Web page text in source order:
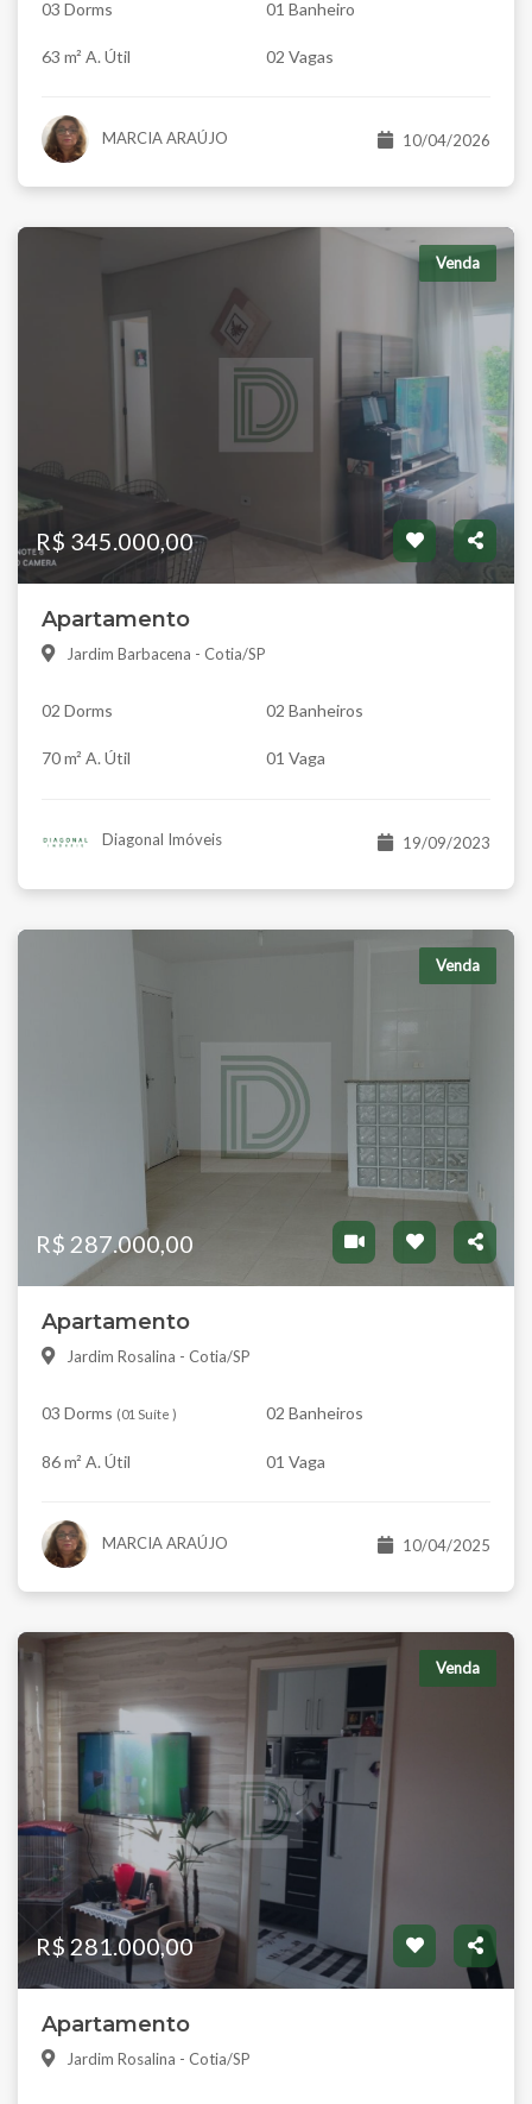
03 Dorms 01 Banheiro
63 m² A. Útil 02 Vagas
MARCIA ARAÚJO 10/04/2026
Venda
R$ 345.000,00
Apartamento
Jardim Barbacena - Cotia/SP
02 Dorms 02 Banheiros
70 m² A. Útil 01 Vaga
Diagonal Imóveis 19/09/2023
Venda
R$ 287.000,00
Apartamento
Jardim Rosalina - Cotia/SP
03 Dorms (01 Suíte ) 02 Banheiros
86 m² A. Útil 01 Vaga
MARCIA ARAÚJO 10/04/2025
Venda
R$ 281.000,00
Apartamento
Jardim Rosalina - Cotia/SP